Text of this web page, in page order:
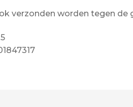
verzonden worden tegen de